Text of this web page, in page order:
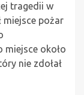
tragedii w
miejsce pożar
miejsce około
nie zdołał